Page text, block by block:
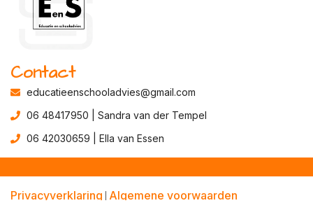
Contact
educatieenschooladvies@gmail.com
06 48417950 | Sandra van der Tempel
06 42030659 | Ella van Essen
Privacyverklaring Algemene voorwaarden